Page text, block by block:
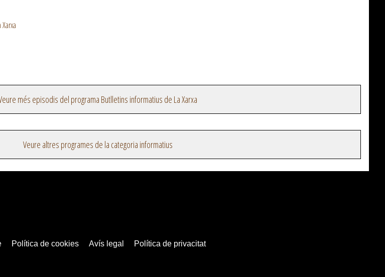
més episodis del programa Butlletins informatius de La Xarxa
Veure altres programes de la categoria informatius
Política de cookies Avís legal Política de privacitat